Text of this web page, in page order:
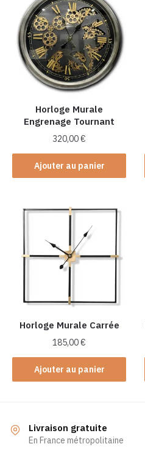
Horloge Murale
Engrenage Tournant
320,00€
Ajouter au panier
Horloge Murale Carrée
185,00€
Ajouter au panier
Livraison gratuite
En France métropolitaine